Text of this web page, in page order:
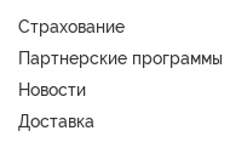
Страхование
Партнерские программы
Новости
Доставка